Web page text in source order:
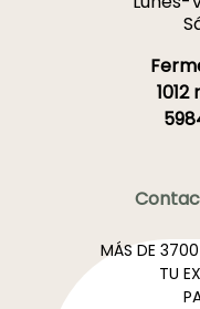
MÁS DE 3700
TU